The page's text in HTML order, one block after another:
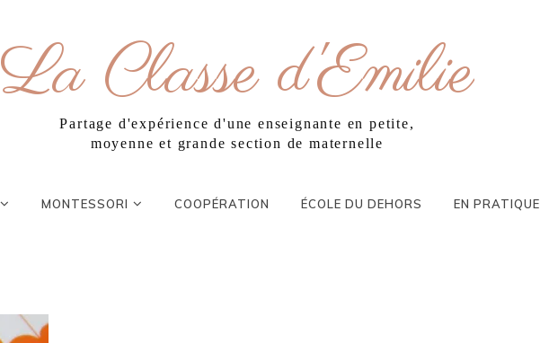
La Classe d'Emilie
Partage d'expérience d'une enseignante en petite,
moyenne et grande section de maternelle
MONTESSORI COOPÉRATION ÉCOLE DU DEHORS EN PRATIQUE